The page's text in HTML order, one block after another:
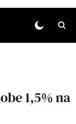
1,5% na